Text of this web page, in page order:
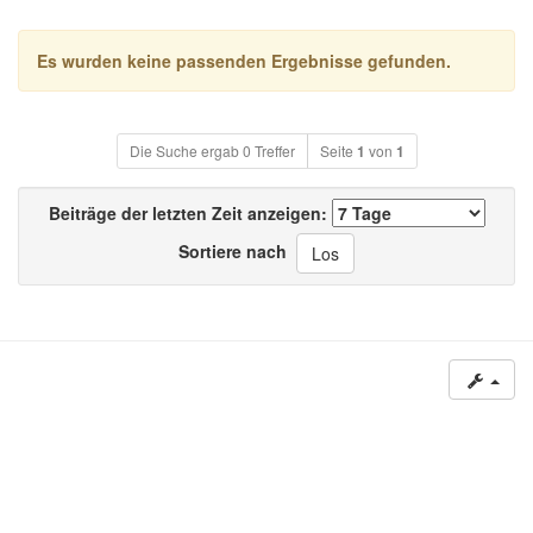
Es wurden keine passenden Ergebnisse gefunden.
Die Suche ergab 0 Treffer Seite 1 von 1
Beiträge der letzten Zeit anzeigen:
Sortiere nach